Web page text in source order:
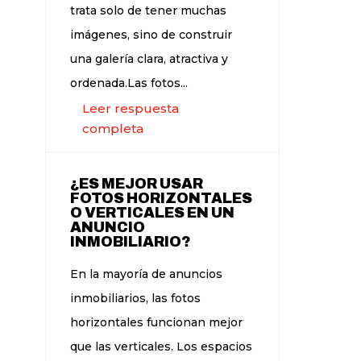
trata solo de tener muchas
imágenes, sino de construir
una galería clara, atractiva y
ordenada.Las fotos...
Leer respuesta
completa
¿ES MEJOR USAR
FOTOS HORIZONTALES
O VERTICALES EN UN
ANUNCIO
INMOBILIARIO?
En la mayoría de anuncios
inmobiliarios, las fotos
horizontales funcionan mejor
que las verticales. Los espacios